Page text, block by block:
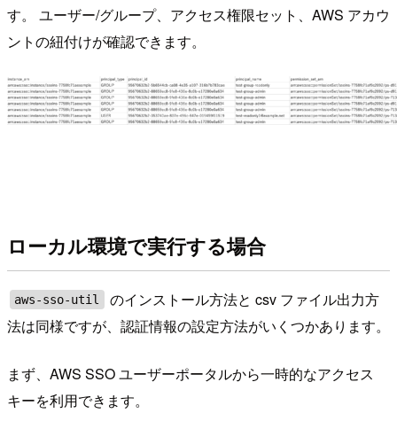
す。 ユーザー/グループ、アクセス権限セット、AWS アカウ
ントの紐付けが確認できます。
ローカル環境で実行する場合
aws-sso-util
のインストール方法と csv ファイル出力方
法は同様ですが、認証情報の設定方法がいくつかあります。
まず、AWS SSO ユーザーポータルから一時的なアクセス
キーを利用できます。